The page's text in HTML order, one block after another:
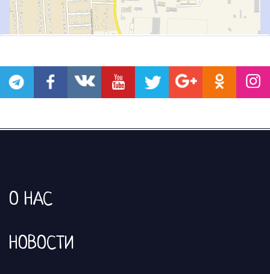
О НАС
НОВОСТИ